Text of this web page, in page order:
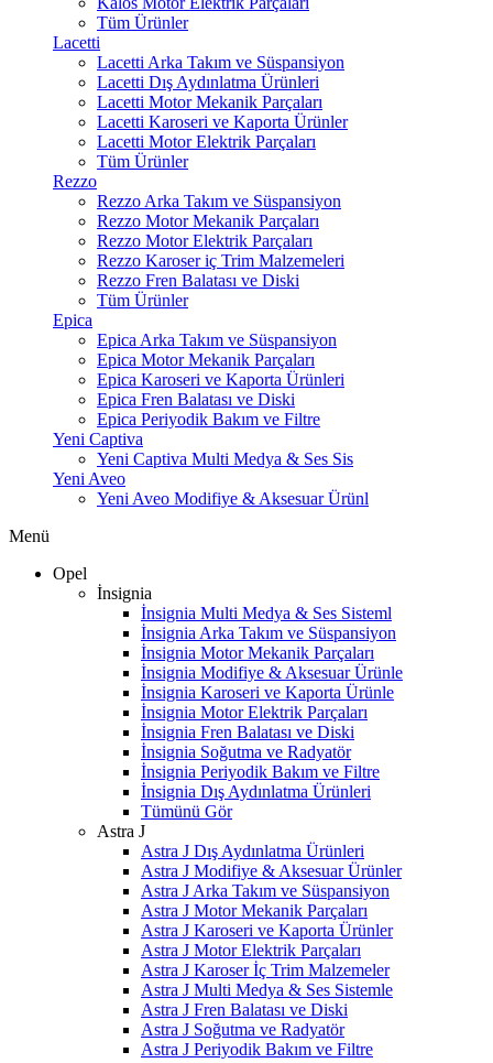
Tüm Ürünler
Lacetti
Lacetti Arka Takım ve Süspansiyon
Lacetti Dış Aydınlatma Ürünleri
Lacetti Motor Mekanik Parçaları
Lacetti Karoseri ve Kaporta Ürünler
Lacetti Motor Elektrik Parçaları
Tüm Ürünler
Rezzo
Rezzo Arka Takım ve Süspansiyon
Rezzo Motor Mekanik Parçaları
Rezzo Motor Elektrik Parçaları
Rezzo Karoser iç Trim Malzemeleri
Rezzo Fren Balatası ve Diski
Tüm Ürünler
Epica
Epica Arka Takım ve Süspansiyon
Epica Motor Mekanik Parçaları
Epica Karoseri ve Kaporta Ürünleri
Epica Fren Balatası ve Diski
Epica Periyodik Bakım ve Filtre
Yeni Captiva
Yeni Captiva Multi Medya & Ses Sis
Yeni Aveo
Yeni Aveo Modifiye & Aksesuar Ürünl
Menü
Opel
İnsignia
İnsignia Multi Medya & Ses Sisteml
İnsignia Arka Takım ve Süspansiyon
İnsignia Motor Mekanik Parçaları
İnsignia Modifiye & Aksesuar Ürünle
İnsignia Karoseri ve Kaporta Ürünle
İnsignia Motor Elektrik Parçaları
İnsignia Fren Balatası ve Diski
İnsignia Soğutma ve Radyatör
İnsignia Periyodik Bakım ve Filtre
İnsignia Dış Aydınlatma Ürünleri
Tümünü Gör
Astra J
Astra J Dış Aydınlatma Ürünleri
Astra J Modifiye & Aksesuar Ürünler
Astra J Arka Takım ve Süspansiyon
Astra J Motor Mekanik Parçaları
Astra J Karoseri ve Kaporta Ürünler
Astra J Motor Elektrik Parçaları
Astra J Karoser İç Trim Malzemeler
Astra J Multi Medya & Ses Sistemle
Astra J Fren Balatası ve Diski
Astra J Soğutma ve Radyatör
Astra J Periyodik Bakım ve Filtre